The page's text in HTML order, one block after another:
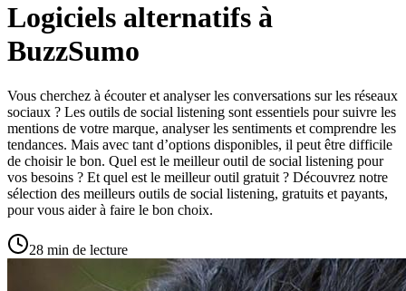
Logiciels alternatifs à
BuzzSumo
Vous cherchez à écouter et analyser les conversations sur les réseaux
sociaux ? Les outils de social listening sont essentiels pour suivre les
mentions de votre marque, analyser les sentiments et comprendre les
tendances. Mais avec tant d’options disponibles, il peut être difficile
de choisir le bon. Quel est le meilleur outil de social listening pour
vos besoins ? Et quel est le meilleur outil gratuit ? Découvrez notre
sélection des meilleurs outils de social listening, gratuits et payants,
pour vous aider à faire le bon choix.
28 min de lecture